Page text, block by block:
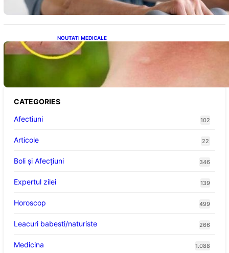
NOUTATI MEDICALE
Cum bacteriile pielii influențează atracția
țânțarilor: O nouă viziune asupra alegerii
CATEGORIES
Afectiuni
102
Articole 22
Boli și Afecțiuni 346
Expertul zilei 139
Horoscop 499
Leacuri babesti/naturiste 266
Medicina 1.088